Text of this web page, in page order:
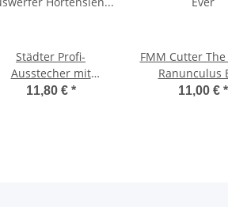
Städter Profi-
Ausstecher mit
Auswerfer Hortensien
11,80 € *
FMM Cutter The
Ranunculus
11,00 € *